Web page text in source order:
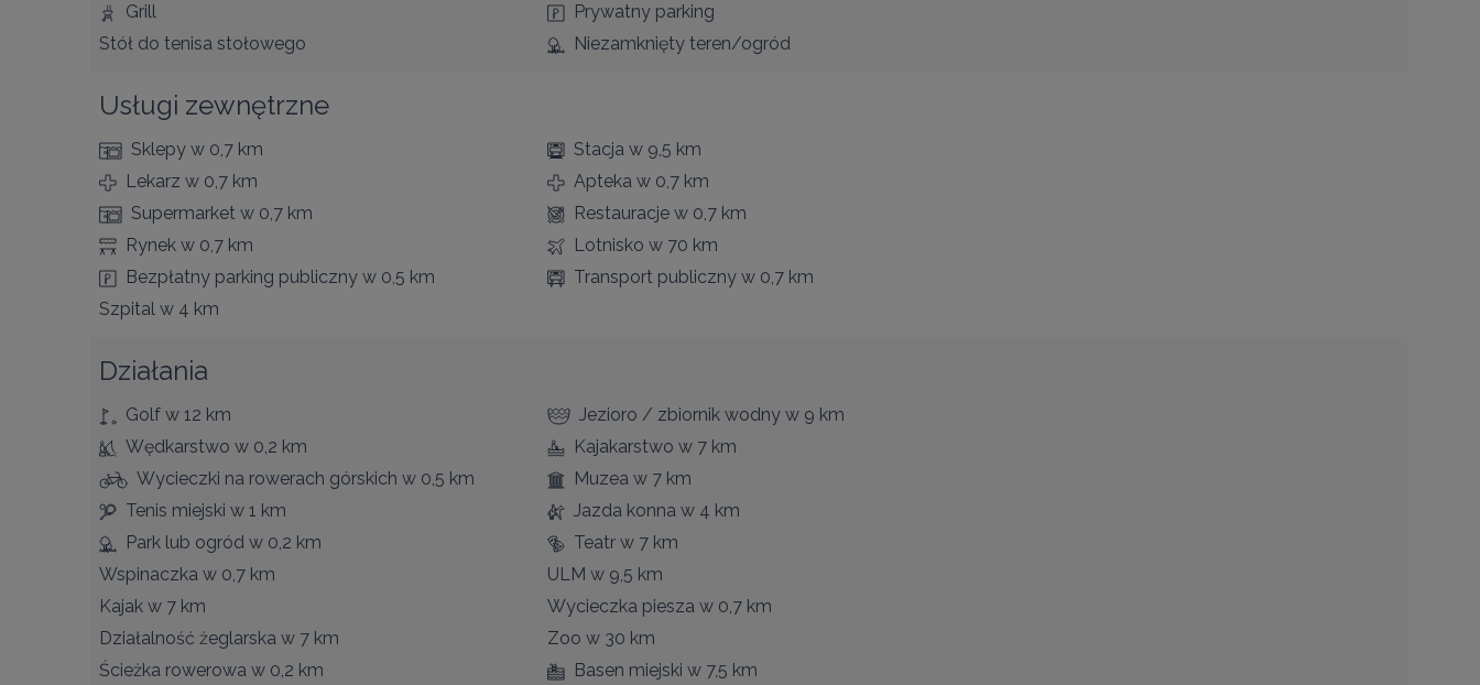
Grill
Prywatny parking
Stół do tenisa stołowego
Niezamknięty teren/ogród
Usługi zewnętrzne
Sklepy w 0,7 km Stacjaw 9,5 km
Lekarz w 0,7 km Aptekaw 0,7 km
Supermarket w 0,7 km Restauracjew 0,7 km
Rynek w 0,7 km Lotnisko w 70 km
Bezpłatny parking publiczny w 0,5 km Transport publicznyw 0,7 km
Szpital w 4 km
Działania
Golf w 12 km Jezioro / zbiornik wodnyw 9 km
Wędkarstwo w 0,2 km Kajakarstwo w 7 km
Wycieczki na rowerach górskich w 0,5 km Muzeaw 7 km
Tenis miejski w 1 km Jazda konnaw 4 km
Park lub ogród w 0,2 km Teatrw 7 km
Wspinaczka w 0,7 km ULM w 9,5 km
Kajak w 7 km Wycieczka pieszaw 0,7 km
Działalność żeglarska w 7 km Zoo w 30 km
Ścieżka rowerowa w 0,2 km Basen miejski w 7,5 km